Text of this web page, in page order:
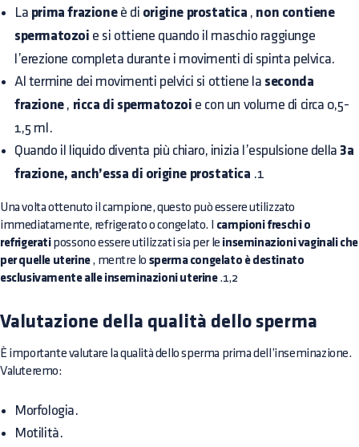
La prima frazioneè di origine prostatica , non contiene
spermatozoi e si ottiene quando il maschio raggiunge
l’erezione completa durante i movimenti di spinta pelvica.
Al termine dei movimenti pelvici si ottiene la seconda
frazione, ricca di spermatozoi e con un volume di circa 0,5-
1,5 ml.
Quando il liquido diventa più chiaro, inizia l’espulsione della3a
frazione, anch’essa di origine prostatica .1
Una volta ottenuto il campione, questo può essere utilizzato
immediatamente, refrigerato o congelato. I campioni freschi o
refrigeratipossono essere utilizzati sia per le inseminazioni vaginali che
per quelle uterine, mentre lo sperma congelato è destinato
esclusivamente alle inseminazioni uterine.1,2
Valutazione della qualità dello sperma
È importante valutare la qualità dello sperma prima dell’inseminazione.
Valuteremo:
Morfologia.
Motilità.